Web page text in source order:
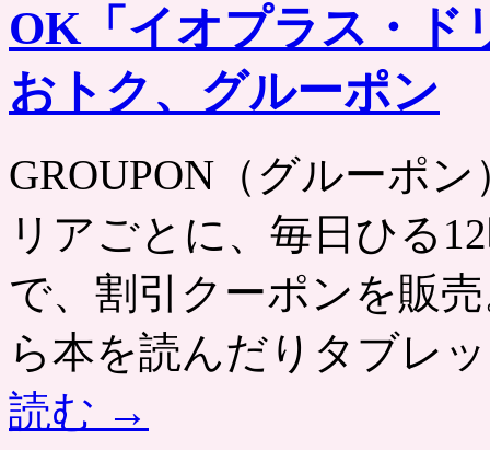
OK「イオプラス・ド
おトク、グルーポン
GROUPON（グルーポ
リアごとに、毎日ひる
で、割引クーポンを販
ら本を読んだりタブレ
読む →